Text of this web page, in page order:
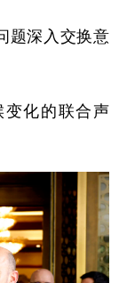
题深入交换意
化的联合声